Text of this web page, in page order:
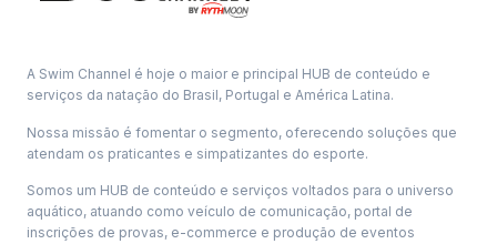
A Swim Channel é hoje o maior e principal HUB de conteúdo e
serviços da natação do Brasil, Portugal e América Latina.
Nossa missão é fomentar o segmento, oferecendo soluções que
atendam os praticantes e simpatizantes do esporte.
Somos um HUB de conteúdo e serviços voltados para o universo
aquático, atuando como veículo de comunicação, portal de
inscrições de provas, e-commerce e produção de eventos